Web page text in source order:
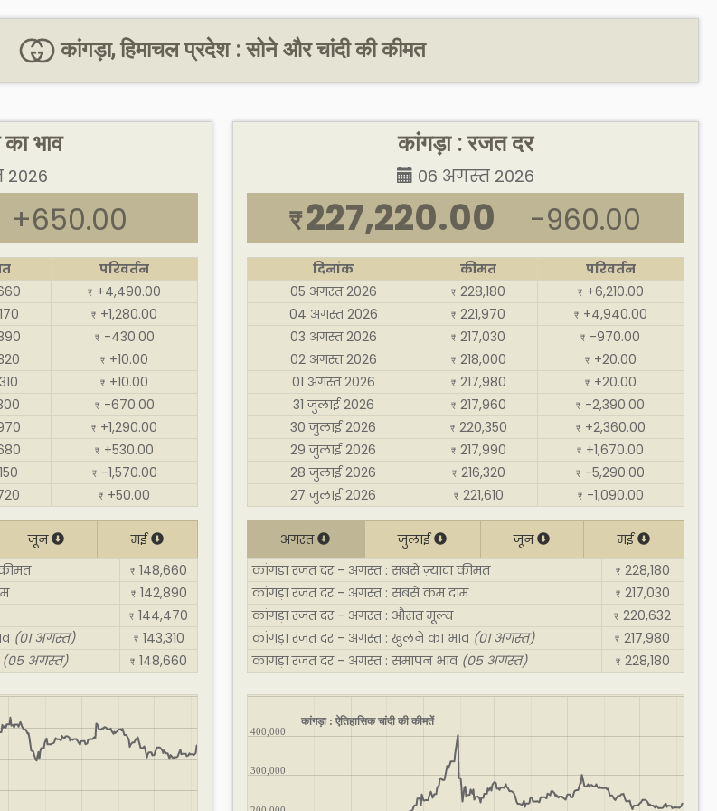
कांगड़ा, हिमाचल प्रदेश : सोने और चांदी की कीमत
भाव
2026
+650.00
परिवर्तन
₹ +4,490.00
₹ +1,280.00
₹ -430.00
₹ +10.00
₹ +10.00
₹ -670.00
₹ +1,290.00
₹ +530.00
₹ -1,570.00
₹ +50.00
जून
मई
₹ 148,660
₹ 142,890
₹ 144,470
(01 अगस्त) ₹ 143,310
(05 अगस्त) ₹ 148,660
कांगड़ा : रजत दर
06 अगस्त 2026
₹227,220.00 -960.00
दिनांक कीमत
परिवर्तन
05 अगस्त 2026
₹ 228,180 ₹ +6,210.00
04 अगस्त 2026
₹ 221,970 ₹ +4,940.00
03 अगस्त 2026
₹ 217,030 ₹ -970.00
02 अगस्त 2026
₹ 218,000 ₹ +20.00
01 अगस्त 2026
₹ 217,980 ₹ +20.00
31 जुलाई 2026
₹ 217,960 ₹ -2,390.00
30 जुलाई 2026
₹ 220,350 ₹ +2,360.00
29 जुलाई 2026
₹ 217,990 ₹ +1,670.00
28 जुलाई 2026
₹ 216,320 ₹ -5,290.00
27 जुलाई 2026
₹ 221,610 ₹ -1,090.00
अगस्त जुलाई जून
मई
कांगड़ा रजत दर - अगस्त : सबसे ज़्यादा कीमत
₹ 228,180
कांगड़ा रजत दर - अगस्त : सबसे कम दाम
₹ 217,030
कांगड़ा रजत दर - अगस्त : औसत मूल्य
₹ 220,632
कांगड़ा रजत दर - अगस्त : खुलने का भाव (01 अगस्त) ₹ 217,980
कांगड़ा रजत दर - अगस्त : समापन भाव (05 अगस्त) ₹ 228,180
कांगड़ा : ऐतिहासिक चांदी की कीमतें
300,000
400,000